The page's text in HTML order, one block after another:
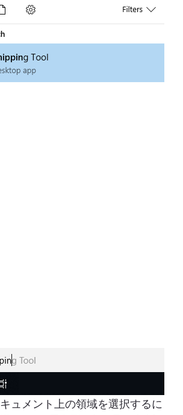
キュメント上の領域を選択するに